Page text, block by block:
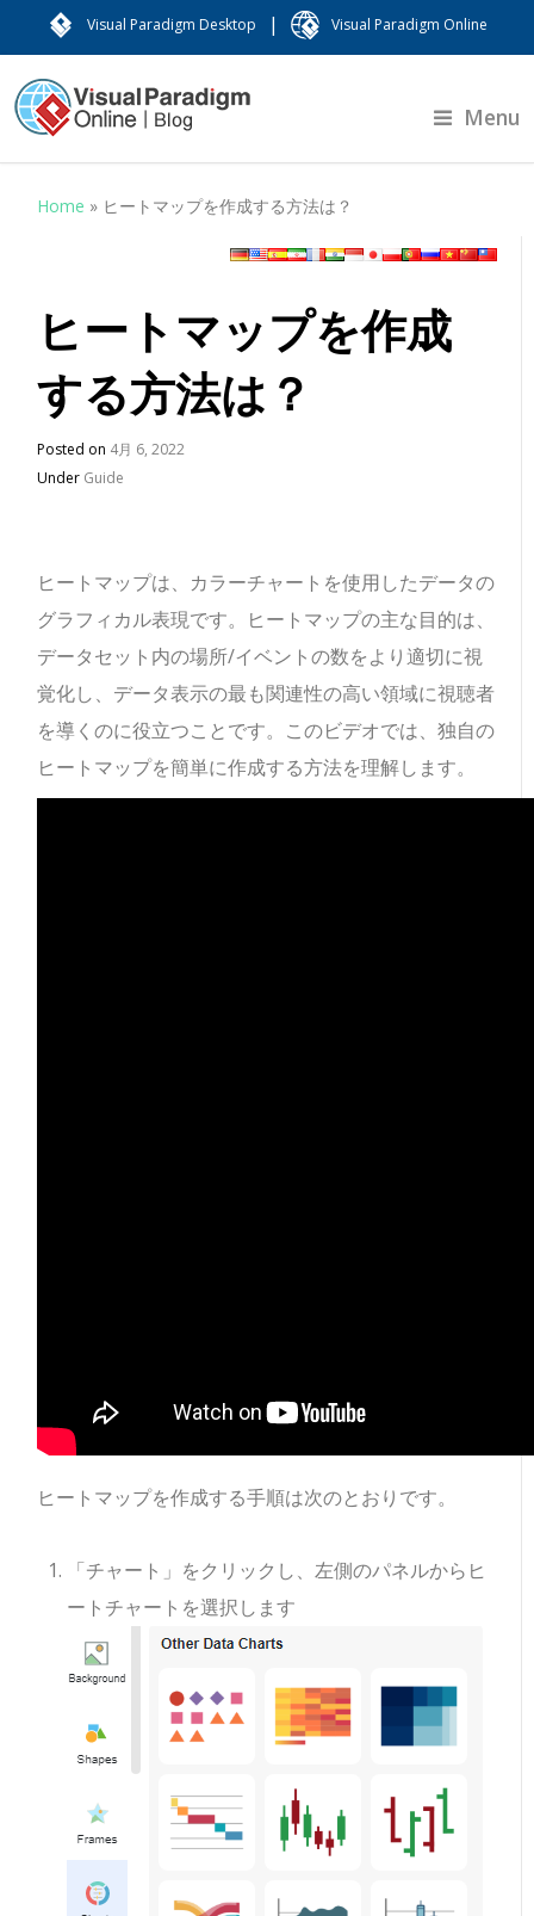
Visual Paradigm Desktop | Visual Paradigm Online
Menu
Home » ヒートマップを作成する方法は？
ヒートマップを作成
する方法は？
Posted on 4月 6, 2022
Under Guide
ヒートマップは、カラーチャートを使用したデータの
グラフィカル表現です。ヒートマップの主な目的は、
データセット内の場所/イベントの数をより適切に視
覚化し、データ表示の最も関連性の高い領域に視聴者
を導くのに役立つことです。このビデオでは、独自の
ヒートマップを簡単に作成する方法を理解します。
ヒートマップを作成する手順は次のとおりです。
「チャート」をクリックし、左側のパネルからヒ
ートチャートを選択します